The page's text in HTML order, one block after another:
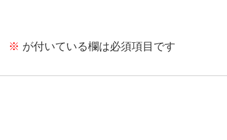
※ が付いている欄は必須項目です